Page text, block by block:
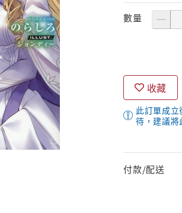
數量
收藏
此訂單成
待，建議
付款/配送